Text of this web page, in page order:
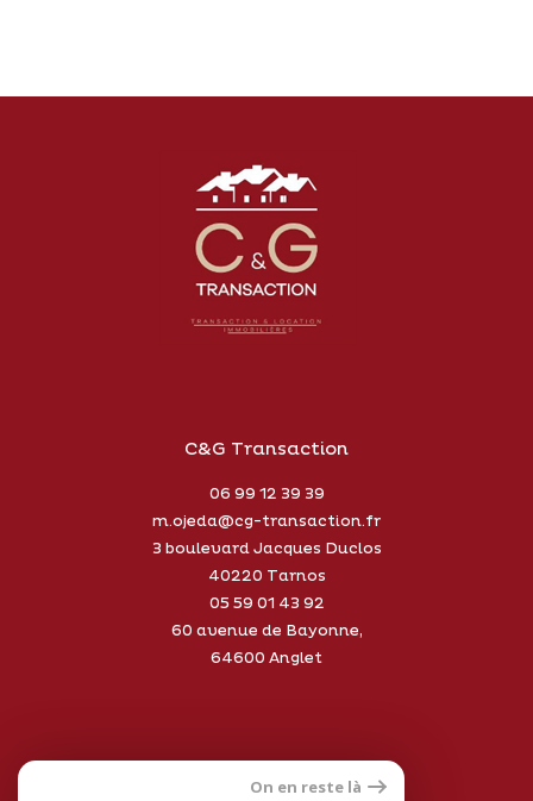
C&G Transaction
06 99 12 39 39
m.ojeda@cg-transaction.fr
3 boulevard Jacques Duclos
40220
Tarnos
05 59 01 43 92
60 avenue de Bayonne,
64600 Anglet
On en reste là